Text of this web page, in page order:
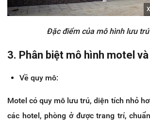
Đặc điểm của mô hình lưu
3. Phân biệt mô hình motel và
Về quy mô:
Motel có quy mô lưu trú, diện tích nhỏ
các hotel, phòng ở được trang trí,